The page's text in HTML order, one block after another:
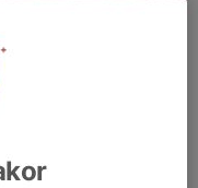
våra ungdomar. Ca 50
föräldrar och